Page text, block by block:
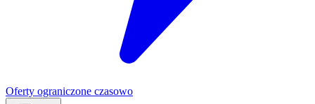
Oferty ograniczone czasowo